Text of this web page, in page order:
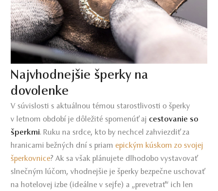
Najvhodnejšie šperky na
dovolenke
V súvislosti s aktuálnou témou starostlivosti o šperky
v letnom období je dôležité spomenúť aj cestovanie so
šperkmi. Ruku na srdce, kto by nechcel zahviezdiť za
hranicami bežných dní s priamepickým kúskom zo svojej
šperkovnice? Ak sa však plánujete dlhodobo vystavovať
slnečným lúčom, vhodnejšie je šperky bezpečne uschovať
na hotelovej izbe (ideálne v sejfe) a „prevetrať“ ich len